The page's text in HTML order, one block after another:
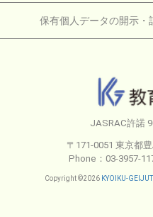
保有個人データの開示・
JASRAC許諾
〒171-0051 東京都
Phone：03-3957-
Copyright ©2026 KYOIKU-